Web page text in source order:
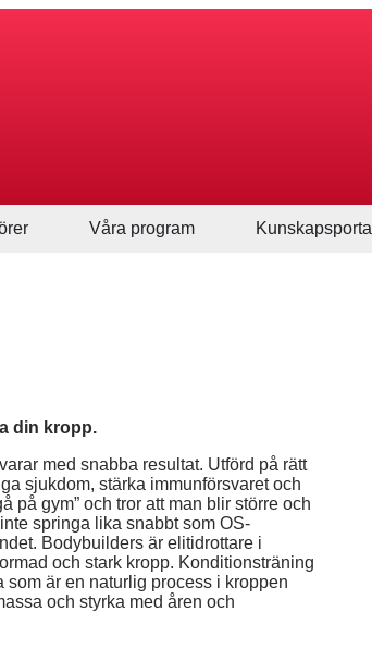
Våra program Kunskapsportal
din kropp.
med snabba resultat. Utförd på rätt
sjukdom, stärka immunförsvaret och
på gym” och tror att man blir större och
springa lika snabbt som OS-
Bodybuilders är elitidrottare i
och stark kropp. Konditionsträning
är en naturlig process i kroppen
och styrka med åren och